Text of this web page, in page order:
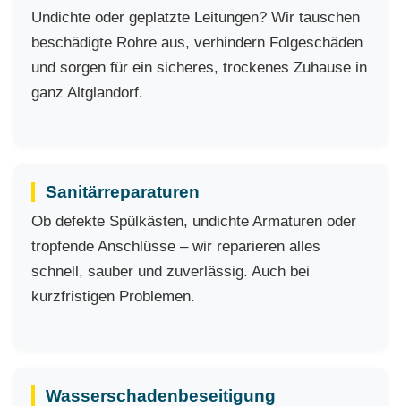
Undichte oder geplatzte Leitungen? Wir tauschen
beschädigte Rohre aus, verhindern Folgeschäden
und sorgen für ein sicheres, trockenes Zuhause in
ganz Altglandorf.
Sanitärreparaturen
Ob defekte Spülkästen, undichte Armaturen oder
tropfende Anschlüsse – wir reparieren alles
schnell, sauber und zuverlässig. Auch bei
kurzfristigen Problemen.
Wasserschadenbeseitigung